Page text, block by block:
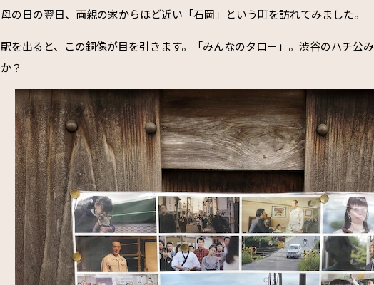
母の日の翌日、両親の家からほど近い「石岡」という町を訪れてみました。
駅を出ると、この銅像が目を引きます。「みんなのタロー」。渋谷のハチ公
か？